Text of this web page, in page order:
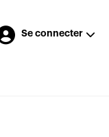
Se connecter